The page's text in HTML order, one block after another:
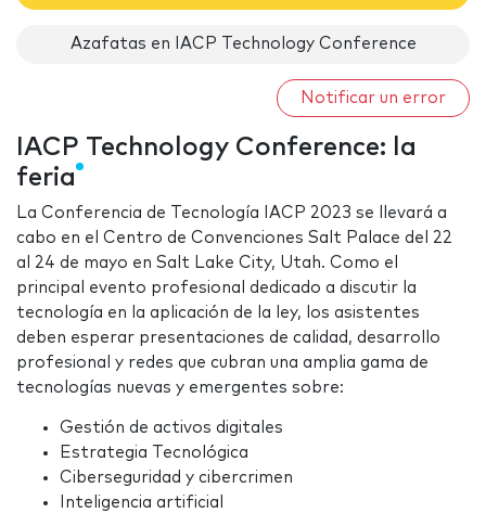
Azafatas en IACP Technology Conference
Notificar un error
IACP Technology Conference: la
feria
La Conferencia de Tecnología IACP 2023 se llevará a
cabo en el Centro de Convenciones Salt Palace del 22
al 24 de mayo en Salt Lake City, Utah. Como el
principal evento profesional dedicado a discutir la
tecnología en la aplicación de la ley, los asistentes
deben esperar presentaciones de calidad, desarrollo
profesional y redes que cubran una amplia gama de
tecnologías nuevas y emergentes sobre:
Gestión de activos digitales
Estrategia Tecnológica
Ciberseguridad y cibercrimen
Inteligencia artificial